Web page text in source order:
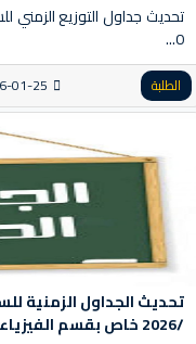
تحديث جداول التوزيع الزمني
0...
الطلبة 01-25
/2026 خاص بقسم الفيزياء